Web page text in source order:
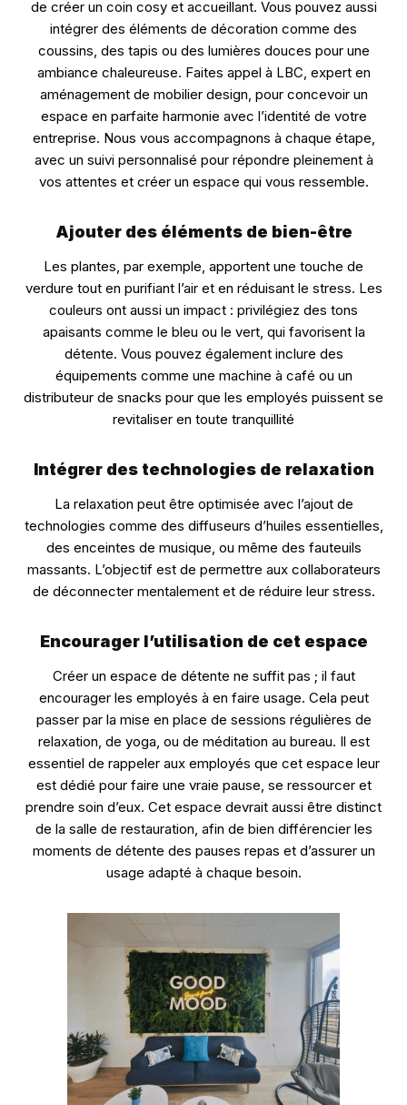
de créer un coin cosy et accueillant. Vous pouvez aussi
intégrer des éléments de décoration comme des
coussins, des tapis ou des lumières douces pour une
ambiance chaleureuse. Faites appel à LBC, expert en
aménagement de mobilier design, pour concevoir un
espace en parfaite harmonie avec l’identité de votre
entreprise. Nous vous accompagnons à chaque étape,
avec un suivi personnalisé pour répondre pleinement à
vos attentes et créer un espace qui vous ressemble.
Ajouter des éléments de bien-être
Les plantes, par exemple, apportent une touche de
verdure tout en purifiant l’air et en réduisant le stress. Les
couleurs ont aussi un impact : privilégiez des tons
apaisants comme le bleu ou le vert, qui favorisent la
détente. Vous pouvez également inclure des
équipements comme une machine à café ou un
distributeur de snacks pour que les employés puissent se
revitaliser en toute tranquillité
Intégrer des technologies de relaxation
La relaxation peut être optimisée avec l’ajout de
technologies comme des diffuseurs d’huiles essentielles,
des enceintes de musique, ou même des fauteuils
massants. L’objectif est de permettre aux collaborateurs
de déconnecter mentalement et de réduire leur stress.
Encourager l’utilisation de cet espace
Créer un espace de détente ne suffit pas ; il faut
encourager les employés à en faire usage. Cela peut
passer par la mise en place de sessions régulières de
relaxation, de yoga, ou de méditation au bureau. Il est
essentiel de rappeler aux employés que cet espace leur
est dédié pour faire une vraie pause, se ressourcer et
prendre soin d’eux. Cet espace devrait aussi être distinct
de la salle de restauration, afin de bien différencier les
moments de détente des pauses repas et d’assurer un
usage adapté à chaque besoin.